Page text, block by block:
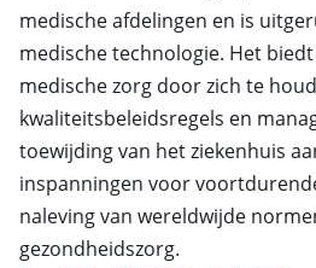
medische afdelingen en is
medische technologie. Het
medische zorg door zich te
kwaliteitsbeleidsregels en
toewijding van het ziekenhuis
inspanningen voor
naleving van wereldwijde
gezondheidszorg.